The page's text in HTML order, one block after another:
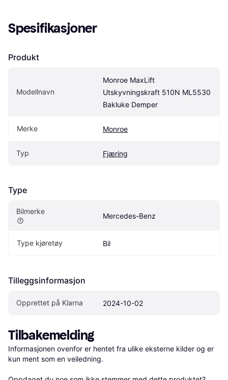
Spesifikasjoner
Produkt
Modellnavn
Monroe MaxLift
Utskyvningskraft 510N ML5530
Bakluke Demper
Merke Monroe
Typ Fjæring
Type
Bilmerke
Mercedes-Benz
Type kjøretøy Bil
Tilleggsinformasjon
Opprettet på Klarna 2024-10-02
Tilbakemelding
Informasjonen ovenfor er hentet fra ulike eksterne kilder og er
kun ment som en veiledning.